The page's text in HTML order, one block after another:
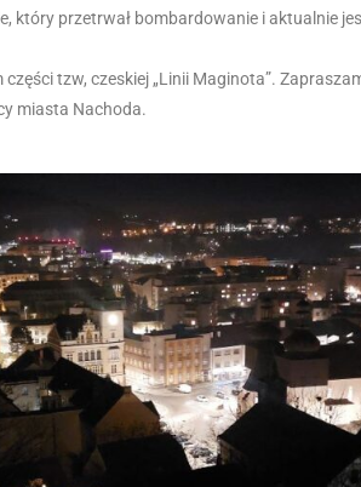
który przetrwał bombardowanie i aktualnie
tzw, czeskiej „Linii Maginota”.
miasta Nachoda.